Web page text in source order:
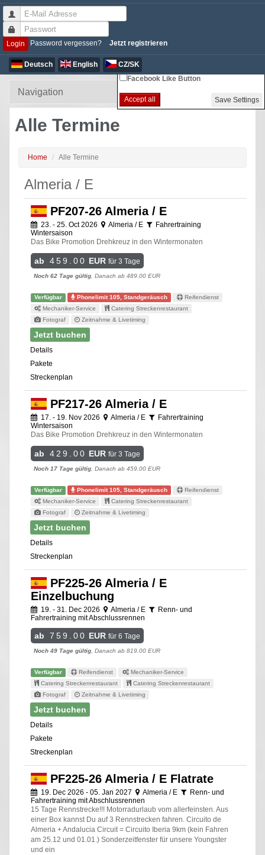
Login Password vergessen? Jetzt registrieren
Deutsch English CZ/SK
Alle Termine
Home Alle Termine
Almeria / E
PF207-26 Almeria / E
23. - 25. Oct 2026 Almeria / E
Fahrertraining
Wintersaison
Das Bike Promotion Drehkreuz in den Wintermonaten
ab 459.00 EUR für 3 Tage
Noch 62 Tage gültig , Danach ab 489.00 EUR
Verfügbar Phonelimit 105, Standgeräusch
Reifendienst
Mechaniker-Service
Catering Streckenrestaurant
Fotograf
Zeitnahme & Livetiming
Jetzt buchen
Details
Pakete
Streckenplan
PF217-26 Almeria / E
17. - 19. Nov 2026 Almeria / E
Fahrertraining
Wintersaison
Das Bike Promotion Drehkreuz in den Wintermonaten
ab 429.00 EUR für 3 Tage
Noch 17 Tage gültig , Danach ab 459.00 EUR
Verfügbar Phonelimit 105, Standgeräusch
Reifendienst
Mechaniker-Service
Catering Streckenrestaurant
Fotograf
Zeitnahme & Livetiming
Jetzt buchen
Details
Streckenplan
PF225-26 Almeria / E
Einzelbuchung
19. - 31. Dec 2026 Almeria / E
Renn- und
Fahrertraining mit Abschlussrennen
ab 759.00 EUR für 6 Tage
Noch 49 Tage gültig, Danach ab 819.00 EUR
Verfügbar Reifendienst
Mechaniker-Service
Catering Streckenrestaurant
Catering Streckenrestaurant
Fotograf
Zeitnahme & Livetiming
Jetzt buchen
Details
Pakete
Streckenplan
PF225-26 Almeria / E Flatrate
19. Dec 2026 - 05. Jan 2027 Almeria / E
Renn- und
Fahrertraining mit Abschlussrennen
15 Tage Rennstrecke!!! Motorradurlaub vom allerfeinsten. Aus
einer Box kannst Du auf 3 Rennstrecken fahren. Circuito de
Almeria + Andalucia Circuit = Circuito Iberia 9km (kein Fahren
am 25.12 und 01.01.) Sonderzeitfenster für unsere Youngster
und ein
Non-essential Cookie Settings
Google Analytics
Facebook Like Button
Accept all Save Settings